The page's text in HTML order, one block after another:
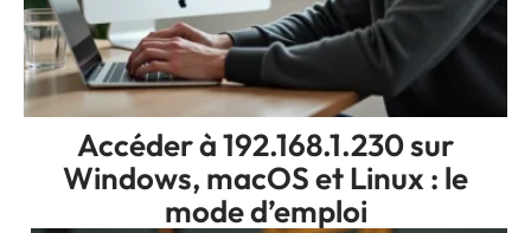
Accéder à 192.168.1.230 sur
Windows, macOS et Linux : le
mode d’emploi